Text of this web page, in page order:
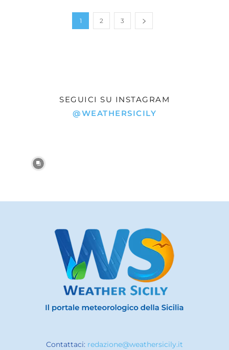
1 2 3
SEGUICI SU INSTAGRAM
@WEATHERSICILY
Contattaci: redazione@weathersicily.it